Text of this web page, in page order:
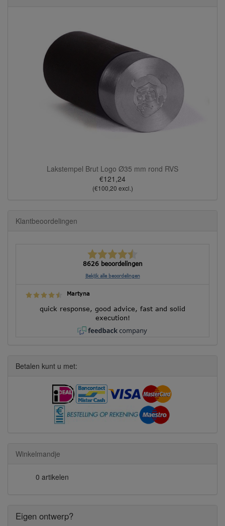
Lakstempel Brut Logo Ø35 mm rond RVS
€121,24
(€100,20 excl.)
Klantbeoordelingen
8626 beoordelingen
Bekijk alle beoordelingen
Martyna
quick response, good advice, fast and solid
execution!
Betalen kunt u met:
Winkelmandje
0 artikelen
Eigen ontwerp?